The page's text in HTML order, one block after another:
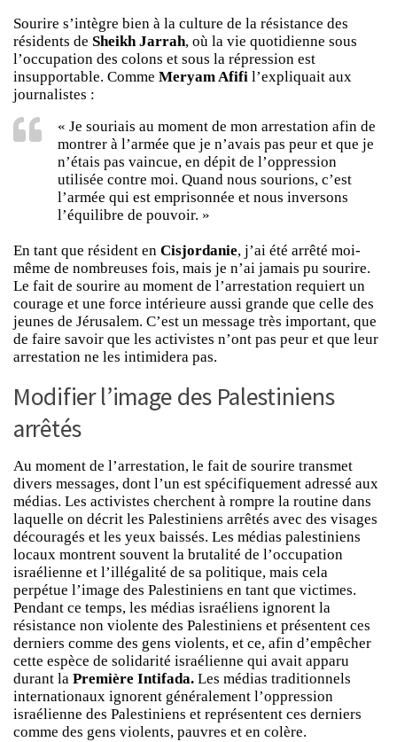
Sourire s’intègre bien à la culture de la résistance des
résidents de Sheikh Jarrah, où la vie quotidienne sous
l’occupation des colons et sous la répression est
insupportable. Comme Meryam Afifi l’expliquait aux
journalistes :
« Je souriais au moment de mon arrestation afin de
montrer à l’armée que je n’avais pas peur et que je
n’étais pas vaincue, en dépit de l’oppression
utilisée contre moi. Quand nous sourions, c’est
l’armée qui est emprisonnée et nous inversons
l’équilibre de pouvoir. »
En tant que résident en Cisjordanie, j’ai été arrêté moi-
même de nombreuses fois, mais je n’ai jamais pu sourire.
Le fait de sourire au moment de l’arrestation requiert un
courage et une force intérieure aussi grande que celle des
jeunes de Jérusalem. C’est un message très important, que
de faire savoir que les activistes n’ont pas peur et que leur
arrestation ne les intimidera pas.
Modifier l’image des Palestiniens
arrêtés
Au moment de l’arrestation, le fait de sourire transmet
divers messages, dont l’un est spécifiquement adressé aux
médias. Les activistes cherchent à rompre la routine dans
laquelle on décrit les Palestiniens arrêtés avec des visages
découragés et les yeux baissés. Les médias palestiniens
locaux montrent souvent la brutalité de l’occupation
israélienne et l’illégalité de sa politique, mais cela
perpétue l’image des Palestiniens en tant que victimes.
Pendant ce temps, les médias israéliens ignorent la
résistance non violente des Palestiniens et présentent ces
derniers comme des gens violents, et ce, afin d’empêcher
cette espèce de solidarité israélienne qui avait apparu
durant la Première Intifada. Les médias traditionnels
internationaux ignorent généralement l’oppression
israélienne des Palestiniens et représentent ces derniers
comme des gens violents, pauvres et en colère.